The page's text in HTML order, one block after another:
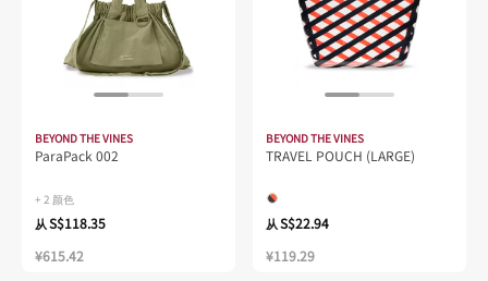
BEYOND THE VINES
ParaPack 002
+ 2 颜色
从S$118.35
¥615.42
BEYOND THE VINES
TRAVEL POUCH (LARGE)
从S$22.94
¥119.29